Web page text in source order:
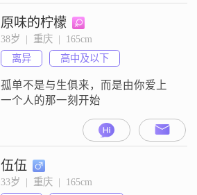
原味的柠檬
38岁  |  重庆  |  165cm
离异
高中及以下
孤单不是与生俱来，而是由你爱上
一个人的那一刻开始
伍伍
33岁  |  重庆  |  165cm